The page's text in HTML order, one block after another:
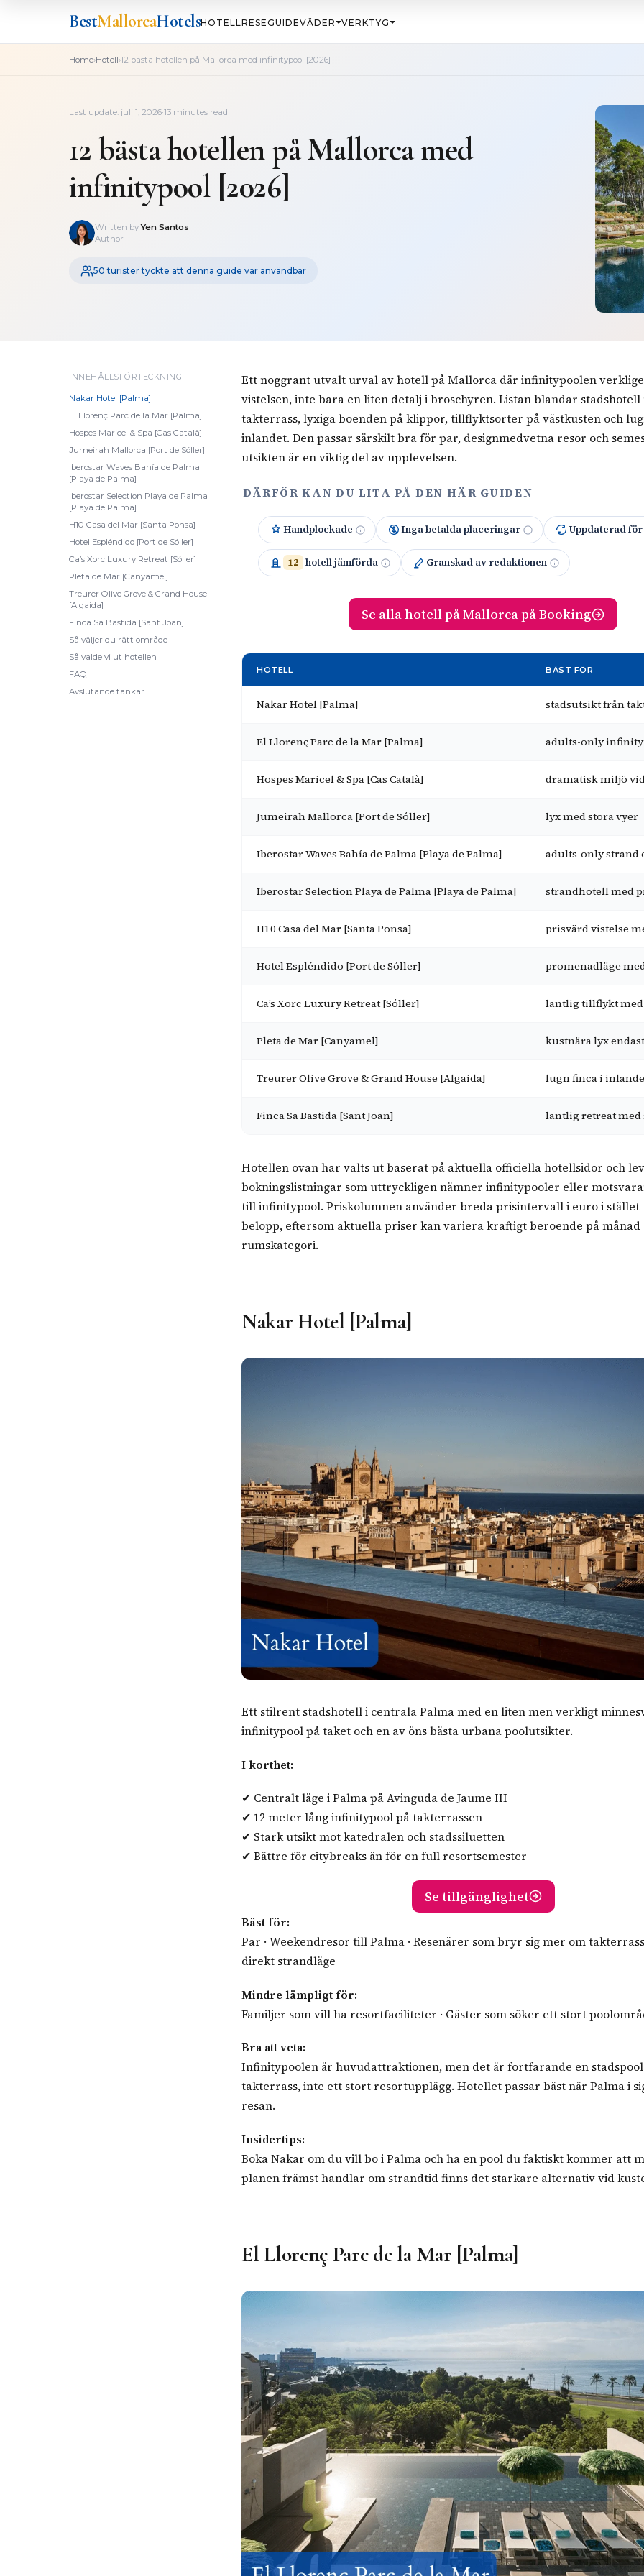
BestMallorcaHotelsHOTELLRESEGUIDEVÄDER VERKTYG
Home›Hotell›12 bästa hotellen på Mallorca med infinitypool [2026]
Last update: juli 1, 2026·13 minutes read
12 bästa hotellen på Mallorca med
infinitypool [2026]
Written byYen Santos
Author
50 turister tyckte att denna guide var användbar
INNEHÅLLSFÖRTECKNING
Nakar Hotel [Palma]
El Llorenç Parc de la Mar [Palma]
Hospes Maricel & Spa [Cas Català]
Jumeirah Mallorca [Port de Sóller]
Iberostar Waves Bahía de Palma
[Playa de Palma]
Iberostar Selection Playa de Palma
[Playa de Palma]
H10 Casa del Mar [Santa Ponsa]
Hotel Espléndido [Port de Sóller]
Ca’s Xorc Luxury Retreat [Sóller]
Pleta de Mar [Canyamel]
Treurer Olive Grove & Grand House
[Algaida]
Finca Sa Bastida [Sant Joan]
Så väljer du rätt område
Så valde vi ut hotellen
FAQ
Avslutande tankar
Ett noggrant utvalt urval av hotell på Mallorca där infinitypoolen
vistelsen, inte bara en liten detalj i broschyren. Listan blandar stadshotell
takterrass, lyxiga boenden på klippor, tillflyktsorter på västkusten och
inlandet. Den passar särskilt bra för par, designmedvetna resor och
utsikten är en viktig del av upplevelsen.
DÄRFÖR KAN DU LITA PÅ DEN HÄR GUIDEN
Handplockade Inga betalda placeringar Uppdaterad
12 hotell jämförda Granskad av redaktionen
Se alla hotell på Mallorca på Booking
HOTELL BÄST FÖR
Nakar Hotel [Palma] stadsutsikt från
El Llorenç Parc de la Mar [Palma] adults-only
Hospes Maricel & Spa [Cas Català] dramatisk miljö
Jumeirah Mallorca [Port de Sóller] lyx med stora vyer
Iberostar Waves Bahía de Palma [Playa de Palma] adults-only strand
Iberostar Selection Playa de Palma [Playa de Palma] strandhotell med
H10 Casa del Mar [Santa Ponsa] prisvärd vistelse
Hotel Espléndido [Port de Sóller] promenadläge
Ca’s Xorc Luxury Retreat [Sóller] lantlig tillflykt
Pleta de Mar [Canyamel] kustnära lyx
Treurer Olive Grove & Grand House [Algaida] lugn finca i
Finca Sa Bastida [Sant Joan] lantlig retreat med
Hotellen ovan har valts ut baserat på aktuella officiella hotellsidor och
bokningslistningar som uttryckligen nämner infinitypooler eller
till infinitypool. Priskolumnen använder breda prisintervall i euro i stället
belopp, eftersom aktuella priser kan variera kraftigt beroende på månad
rumskategori.
Nakar Hotel [Palma]
Ett stilrent stadshotell i centrala Palma med en liten men verkligt
infinitypool på taket och en av öns bästa urbana poolutsikter.
I korthet:
✔ Centralt läge i Palma på Avinguda de Jaume III
✔ 12 meter lång infinitypool på takterrassen
✔ Stark utsikt mot katedralen och stadssiluetten
✔ Bättre för citybreaks än för en full resortsemester
Se tillgänglighet
Bäst för:
Par · Weekendresor till Palma · Resenärer som bryr sig mer om
direkt strandläge
Mindre lämpligt för:
Familjer som vill ha resortfaciliteter · Gäster som söker ett stort
Bra att veta:
Infinitypoolen är huvudattraktionen, men det är fortfarande en
takterrass, inte ett stort resortupplägg. Hotellet passar bäst när Palma i
resan.
Insidertips:
Boka Nakar om du vill bo i Palma och ha en pool du faktiskt kommer att
planen främst handlar om strandtid finns det starkare alternativ vid
El Llorenç Parc de la Mar [Palma]